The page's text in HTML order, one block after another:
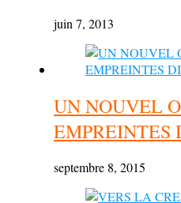
juin 7, 2013
UN NOUVEL
EMPREINTES
septembre 8, 2015